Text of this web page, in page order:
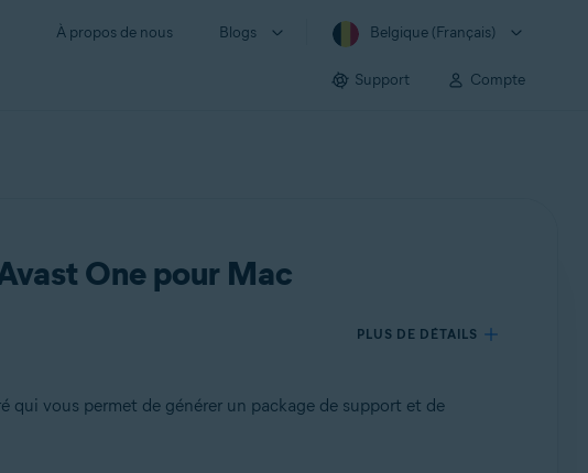
À propos de nous Blogs Belgique (Français)
Support Compte
One pour Mac
PLUS DE DÉTAILS
qui vous permet de générer un package de support et de